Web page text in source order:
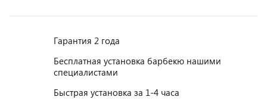
Гарантия 2 года
Бесплатная установка барбекю нашими
специалистами
Быстрая установка за 1-4 часа